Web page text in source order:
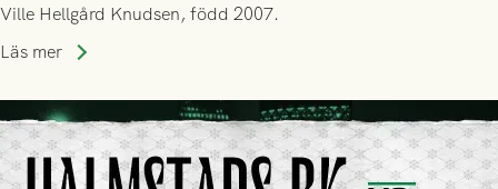
Ville Hellgård Knudsen, född 2007.
Läs mer